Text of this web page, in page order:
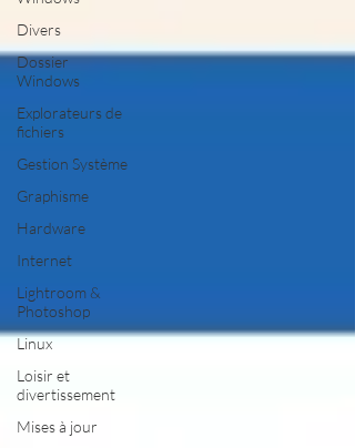
Divers
Dossier
Windows
Explorateurs de
fichiers
Gestion Système
Graphisme
Hardware
Internet
Lightroom &
Photoshop
Linux
Loisir et
divertissement
Mises à jour